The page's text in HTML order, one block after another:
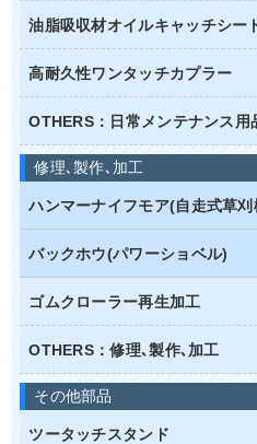
油脂吸収材オイルキャッチシー
高耐久性ワンタッチカプラー
OTHERS：日常メンテナンス用
修理､製作､加工
ハンマーナイフモア(自走式草刈
バックホウ(パワーショベル)
ゴムクローラー再生加工
OTHERS：修理､製作､加工
その他部品
ツータッチスタンド